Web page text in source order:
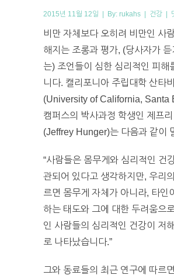
2015년 11월 12일 | By: rukahs | 건강 |
비만 자체보다 오히려 비만인 사
해지는 조롱과 평가, (당사자가
는) 조언들이 심한 심리적인 피해
니다. 캘리포니아 주립대학 산타
(University of California, Santa
캠퍼스의 박사과정 학생인 제프리
(Jeffrey Hunger)는 다음과 같이
“사람들은 몸무게와 심리적인 건
관되어 있다고 생각하지만, 우리
르면 몸무게 자체가 아니라, 타인
하는 태도와 그에 대한 두려움으
인 사람들의 심리적인 건강이 저
로 나타났습니다.”
그와 동료들의 최근 연구에 따르